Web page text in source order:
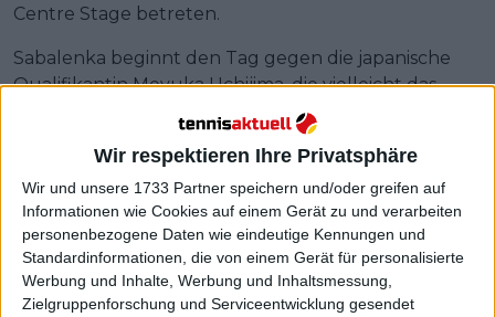
Wir respektieren Ihre Privatsphäre
Wir und unsere 1733 Partner speichern und/oder greifen auf
Informationen wie Cookies auf einem Gerät zu und verarbeiten
personenbezogene Daten wie eindeutige Kennungen und
Standardinformationen, die von einem Gerät für personalisierte
Werbung und Inhalte, Werbung und Inhaltsmessung,
Zielgruppenforschung und Serviceentwicklung gesendet
Centre Stage betreten.
Sabalenka beginnt den Tag gegen die japanische
Qualifikantin Moyuka Uchijima, die vielleicht das
einzige Match überstand, über das die Leute kaum
etwas wussten, da sie auf Irene Burillo Escorihuela
traf. Es wird eine wirklich schwierige Aufgabe sein.
Die Nummer 2 der Welt bringt ihre Leistung gegen
unbekannte oder schwächer eingestufte
Spielerinnen zu neuen Höchstleistungen. Das hat sie
gegen Erika Andreeva bewiesen und wird es auch
am Donnerstag wieder tun wollen.